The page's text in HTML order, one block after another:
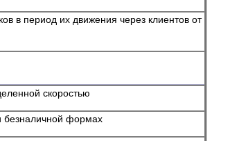
в период их движения через клиентов от
скоростью
безналичной формах